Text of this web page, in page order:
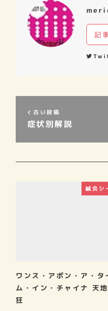
記
古い投稿
症状別解説
鍼灸シ
ワンス・アポン・ア・タ
ム・イン・チャイナ 天
狂